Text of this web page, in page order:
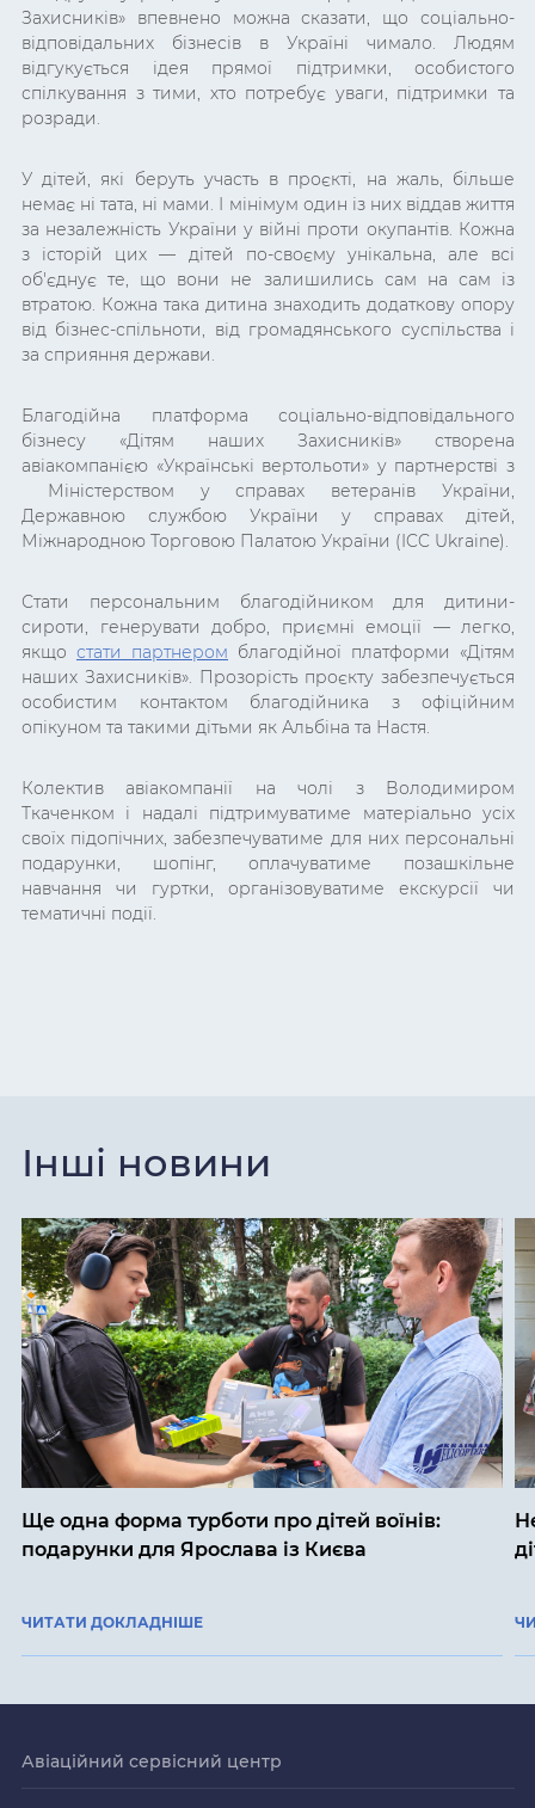
Захисників» впевнено можна сказати, що соціально-
відповідальних бізнесів в Україні чимало. Людям
відгукується ідея прямої підтримки, особистого
спілкування з тими, хто потребує уваги, підтримки та
розради.
У дітей, які беруть участь в проєкті, на жаль, більше
немає ні тата, ні мами. І мінімум один із них віддав життя
за незалежність України у війні проти окупантів. Кожна
з історій цих — дітей по-своєму унікальна, але всі
об'єднує те, що вони не залишились сам на сам із
втратою. Кожна така дитина знаходить додаткову опору
від бізнес-спільноти, від громадянського суспільства і
за сприяння держави.
Благодійна платформа соціально-відповідального
бізнесу «Дітям наших Захисників» створена
авіакомпанією «Українські вертольоти» у партнерстві з
Міністерством у справах ветеранів України,
Державною службою України у справах дітей,
Міжнародною Торговою Палатою України (ICC Ukraine).
Стати персональним благодійником для дитини-
сироти, генерувати добро, приємні емоції — легко,
якщо стати партнером благодійної платформи «Дітям
наших Захисників». Прозорість проєкту забезпечується
особистим контактом благодійника з офіційним
опікуном та такими дітьми як Альбіна та Настя.
Колектив авіакомпанії на чолі з Володимиром
Ткаченком і надалі підтримуватиме матеріально усіх
своїх підопічних, забезпечуватиме для них персональні
подарунки, шопінг, оплачуватиме позашкільне
навчання чи гуртки, організовуватиме екскурсії чи
тематичні події.
Інші новини
Ще одна форма турботи про дітей воїнів:
подарунки для Ярослава із Києва
ЧИТАТИ ДОКЛАДНІШЕ
Авіаційний сервісний центр